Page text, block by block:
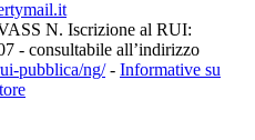
N. Iscrizione al RUI:
- consultabile all’indirizzo
pubblica/ng/- Informative su